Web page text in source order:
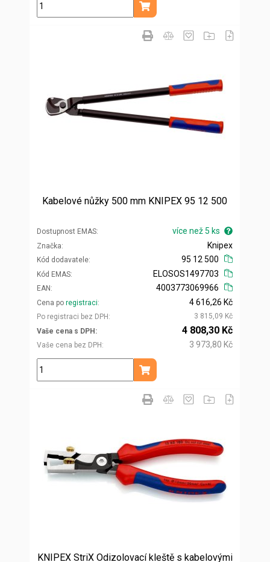
ks
Přidat do košíku
Kabelové nůžky 500 mm KNIPEX 95 12 500
Dostupnost EMAS více než 5 ks
Značka
Kód dodavatele
Knipex
95 12 500
Kód EMAS
EAN
ELOSOS1497703
4003773069966
Cena po registraci
Po registraci bez DPH
4 616,26 Kč
3 815,09 Kč
Vaše cena s DPH
Vaše cena bez DPH
4 808,30 Kč
3 973,80 Kč
ks
Přidat do košíku
KNIPEX StriX Odizolovací kleště s kabelovými